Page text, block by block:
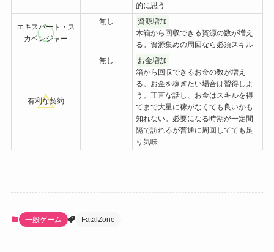
的に思う
エキスパート・ス
カベンジャー
無し
資源増加
木箱から回収できる資源の数が増え
る。資源集めの周回なら必須スキル
有利な契約
無し
お金増加
箱から回収できるお金の数が増え
る。お金を稼ぎたい場合は習得しよ
う。正直な話し、お金はスキルを得
てまで大量に稼がなくても良いかも
知れない。必要になる時期が一定間
隔で訪れるが普通に周回してても足
り気味
一般ゲーム FatalZone